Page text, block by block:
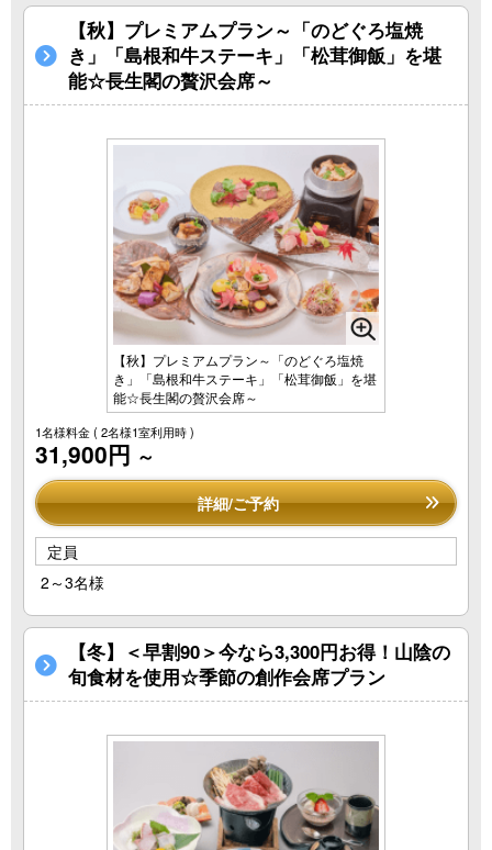
【秋】プレミアムプラン～「のどぐろ塩焼
き」「島根和牛ステーキ」「松茸御飯」を堪
能☆長生閣の贅沢会席～
【秋】プレミアムプラン～「のどぐろ塩焼
き」「島根和牛ステーキ」「松茸御飯」を堪
能☆長生閣の贅沢会席～
1名様料金( 2名様1室利用時 )
31,900円 ～
詳細/ご予約
定員
2～3名様
【冬】＜早割90＞今なら3,300円お得！山陰の
旬食材を使用☆季節の創作会席プラン